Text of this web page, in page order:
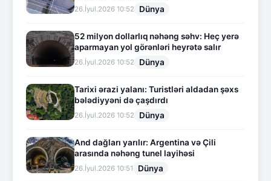
26.İyul.2026 10:52 Dünya
52 milyon dollarlıq nəhəng səhv: Heç yerə
aparmayan yol görənləri heyrətə salır
26.İyul.2026 10:52 Dünya
Tarixi ərazi yalanı: Turistləri aldadan şəxs
bələdiyyəni də çaşdırdı
26.İyul.2026 10:52 Dünya
And dağları yarılır: Argentina və Çili
arasında nəhəng tunel layihəsi
26.İyul.2026 10:51 Dünya